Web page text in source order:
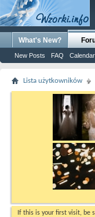
What's New?
New Posts FAQ Calendar
Lista użytkowników
If this is your first visit, be